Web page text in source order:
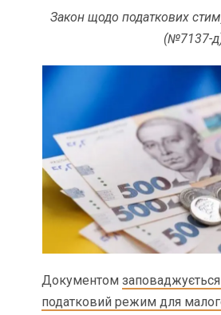
Закон щодо податкових
(№7137-
Документом
податковий режим для